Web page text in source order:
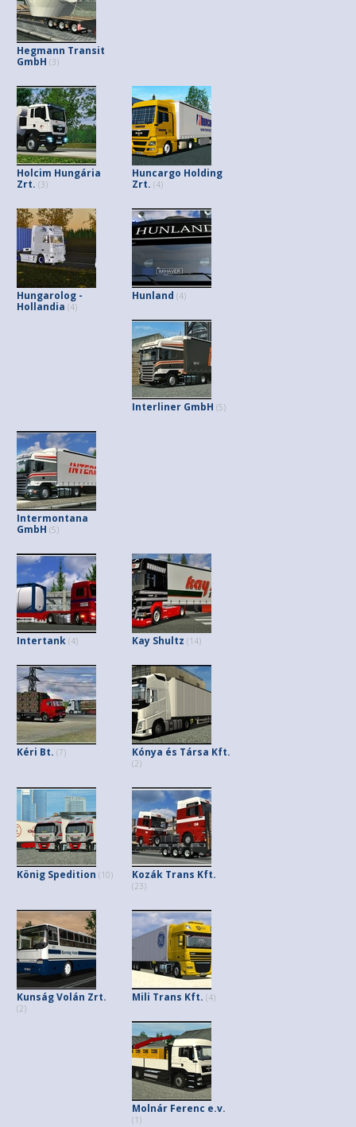
Hegmann Transit
GmbH (3)
Holcim Hungária
Zrt. (3)
Huncargo Holding
Zrt. (4)
Hungarolog -
Hollandia (4)
Hunland (4)
Interliner GmbH (5)
Intermontana
GmbH (5)
Intertank (4) Kay Shultz (14)
Kéri Bt. (7) Kónya és Társa Kft.
(2)
König Spedition (10) Kozák Trans Kft.
(23)
Kunság Volán Zrt.
(2)
Mili Trans Kft. (4)
Molnár Ferenc e.v.
(1)